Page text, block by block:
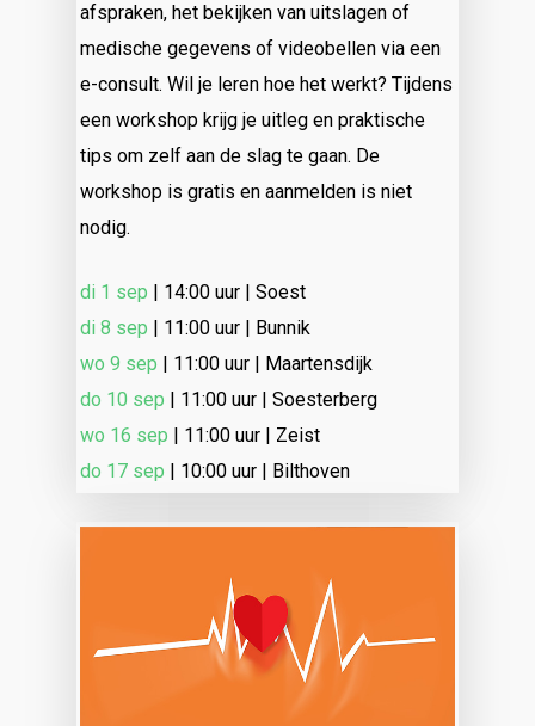
afspraken, het bekijken van uitslagen of
medische gegevens of videobellen via een
e-consult. Wil je leren hoe het werkt? Tijdens
een workshop krijg je uitleg en praktische
tips om zelf aan de slag te gaan. De
workshop is gratis en aanmelden is niet
nodig.
di 1 sep | 14:00 uur | Soest
di 8 sep | 11:00 uur | Bunnik
wo 9 sep | 11:00 uur | Maartensdijk
do 10 sep | 11:00 uur | Soesterberg
wo 16 sep | 11:00 uur | Zeist
do 17 sep | 10:00 uur | Bilthoven